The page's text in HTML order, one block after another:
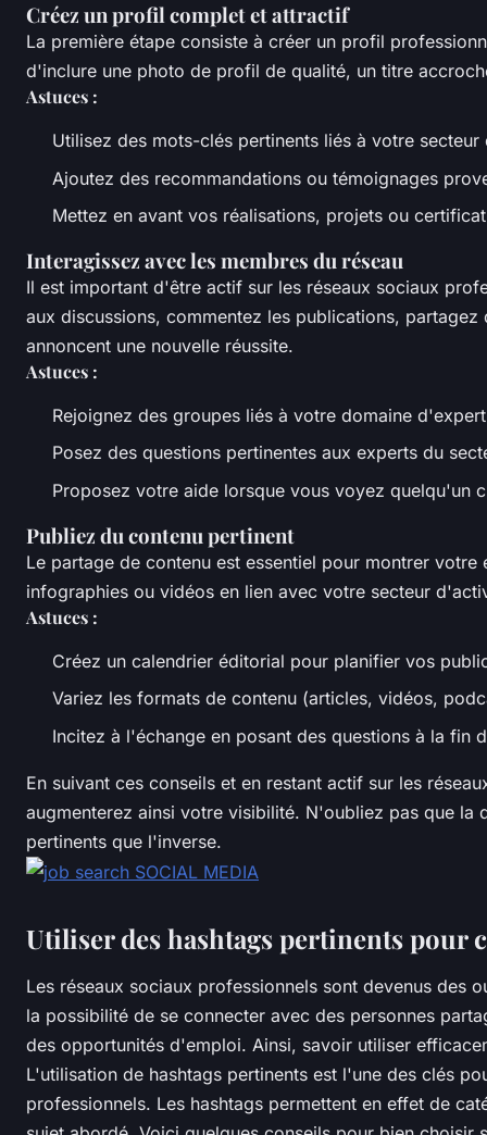
Créez un profil complet et attractif
La première étape consiste à créer un profil
d'inclure une photo de profil de qualité, un titre
Astuces :
Utilisez des mots-clés pertinents liés à votre
Ajoutez des recommandations ou témoignages
Mettez en avant vos réalisations, projets ou
Interagissez avec les membres du réseau
Il est important d'être actif sur les réseaux sociaux
aux discussions, commentez les publications,
annoncent une nouvelle réussite.
Astuces :
Rejoignez des groupes liés à votre domaine
Posez des questions pertinentes aux experts du
Proposez votre aide lorsque vous voyez quelqu'un
Publiez du contenu pertinent
Le partage de contenu est essentiel pour montrer
infographies ou vidéos en lien avec votre secteur
Astuces :
Créez un calendrier éditorial pour planifier vos
Variez les formats de contenu (articles, vidéos,
Incitez à l'échange en posant des questions à la fin
En suivant ces conseils et en restant actif sur les
augmenterez ainsi votre visibilité. N'oubliez pas que
pertinents que l'inverse.
Utiliser des hashtags pertinents pour
Les réseaux sociaux professionnels sont devenus des
la possibilité de se connecter avec des personnes
des opportunités d'emploi. Ainsi, savoir utiliser
L'utilisation de hashtags pertinents est l'une des clés
professionnels. Les hashtags permettent en effet de